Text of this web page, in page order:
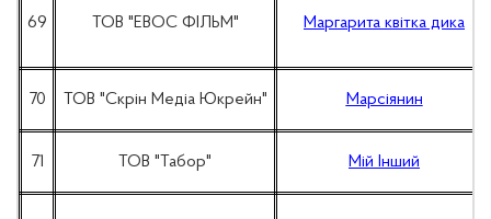
69 ТОВ "ЕВОС ФІЛЬМ" Маргарита квітка дика
70 ТОВ "Скрін Медіа Юкрейн" Марсіянин
71 ТОВ "Табор" Мій Інший